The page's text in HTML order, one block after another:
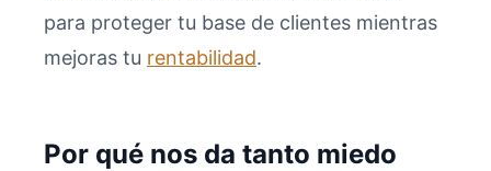
para proteger tu base de clientes mientras
mejoras tu rentabilidad.
Por qué nos da tanto miedo